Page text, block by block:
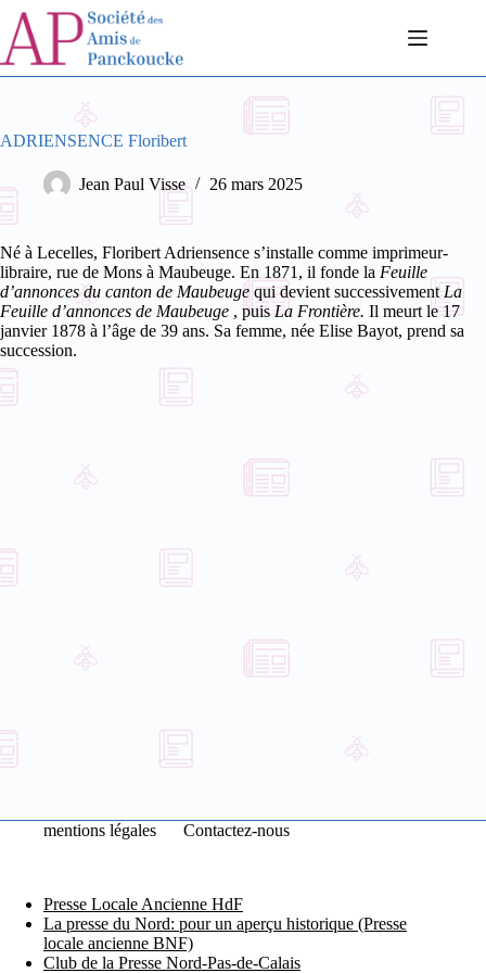
Passer
contenu
ADRIENSENCE Floribert
Jean Paul Visse 26 mars 2025
Né à Lecelles, Floribert Adriensence s’installe comme imprimeur-
libraire, rue de Mons à Maubeuge. En 1871, il fonde la Feuille
d’annonces du canton de Maubeuge qui devient successivement La
Feuille d’annonces de Maubeuge , puis La Frontière. Il meurt le 17
janvier 1878 à l’âge de 39 ans. Sa femme, née Elise Bayot, prend sa
succession.
mentions légales Contactez-nous
Presse Locale Ancienne HdF
La presse du Nord: pour un aperçu historique (Presse
locale ancienne BNF)
Club de la Presse Nord-Pas-de-Calais